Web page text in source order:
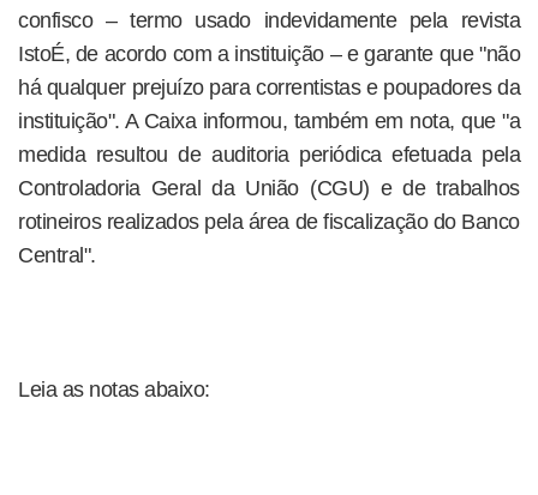
confisco – termo usado indevidamente pela revista
IstoÉ, de acordo com a instituição – e garante que "não
há qualquer prejuízo para correntistas e poupadores da
instituição". A Caixa informou, também em nota, que "a
medida resultou de auditoria periódica efetuada pela
Controladoria Geral da União (CGU) e de trabalhos
rotineiros realizados pela área de fiscalização do Banco
Central".
Leia as notas abaixo: